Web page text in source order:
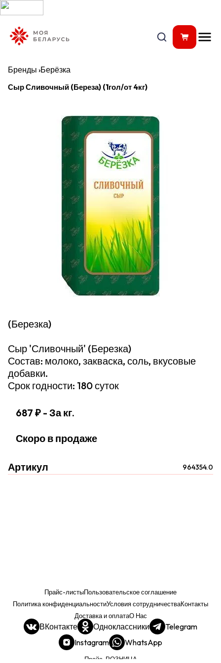
Бренды ›Берёзка
Сыр Сливочный (Береза) (1гол/от 4кг)
(Березка)
Сыр 'Сливочный' (Березка)
Состав: молоко, закваска, соль, вкусовые
добавки.
Срок годности: 180 суток
687 ₽ - За кг.
Скоро в продаже
Артикул 964354.0
Прайс-листыПользовательское соглашение
Политика конфиденциальностиУсловия сотрудничестваКонтакты
Доставка и оплатаО Нас
ВКонтакте Одноклассники
Telegram
Instagram
WhatsApp
Прайс. РОЗНИЦА